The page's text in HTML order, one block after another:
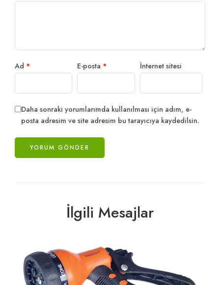
Ad * E-posta * İnternet sitesi
Daha sonraki yorumlarımda kullanılması için adım, e-
posta adresim ve site adresim bu tarayıcıya kaydedilsin.
İlgili Mesajlar